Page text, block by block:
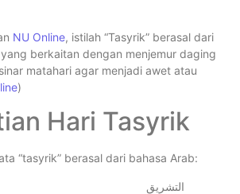
NU Online, istilah “Tasyrik” berasal dari
yang berkaitan dengan menjemur daging
matahari agar menjadi awet atau
)
Hari Tasyrik
“tasyrik” berasal dari bahasa Arab:
التشريق